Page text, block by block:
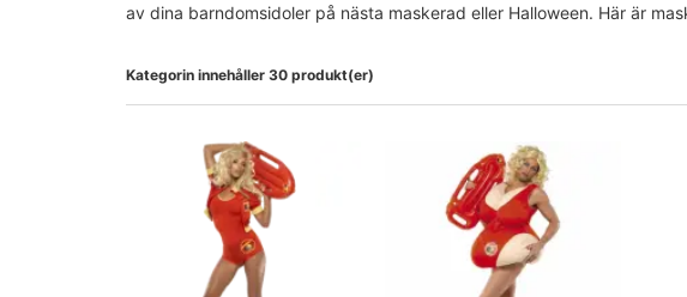
av dina barndomsidoler på nästa maskerad eller Halloween. Här är
Kategorin innehåller 30 produkt(er)